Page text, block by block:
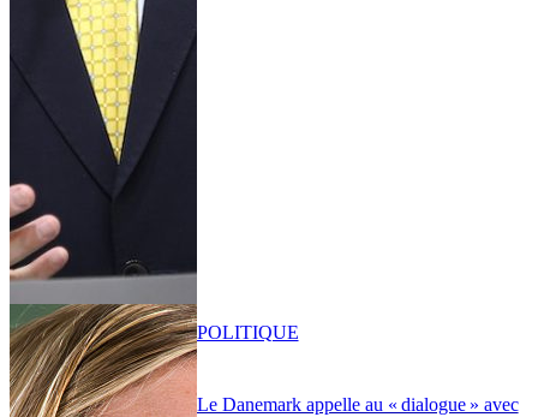
Le Danemark appelle au « dialogue » avec
POLITIQUE